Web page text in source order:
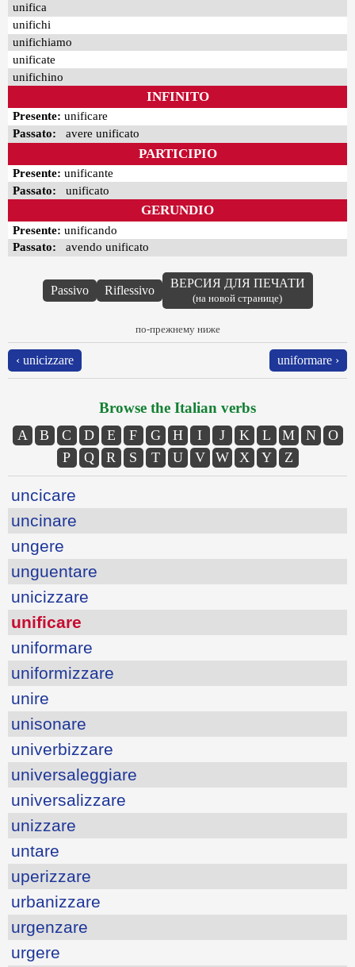
unifica
unifichi
unifichiamo
unificate
unifichino
INFINITO
Presente: unificare
Passato: avere unificato
PARTICIPIO
Presente: unificante
Passato: unificato
GERUNDIO
Presente: unificando
Passato: avendo unificato
Passivo Riflessivo
ВЕРСИЯ ДЛЯ ПЕЧАТИ
(на новой странице)
по-прежнему ниже
‹ unicizzare uniformare ›
Browse the Italian verbs
A B C D E F G H I J K L M N
O
P
Q R S T U V W X Y Z
uncicare
uncinare
ungere
unguentare
unicizzare
unificare
uniformare
uniformizzare
unire
unisonare
univerbizzare
universaleggiare
universalizzare
unizzare
untare
uperizzare
urbanizzare
urgenzare
urgere